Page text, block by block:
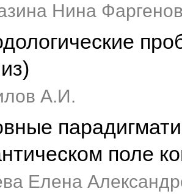
Нина
А.И.
поле
Елена